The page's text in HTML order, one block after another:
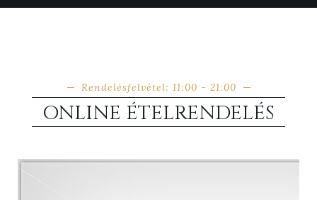
Rendelésfelvétel: 11:00 - 21:00
ONLINE ÉTELRENDELÉS